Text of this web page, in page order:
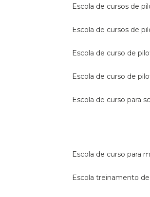
escola de cursos de
escola de cursos de
escola de curso de
escola de curso de
escola de curso para
escola de curso para
escola treinamento